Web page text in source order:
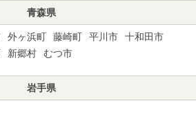
青森県
外ヶ浜町 藤崎町 平川市
十和田市
新郷村 むつ市
岩手県